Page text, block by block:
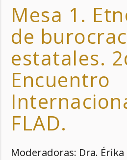
Mesa 1.
de
estatales.
Encuentro
FLAD.
Moderadoras: Dra.